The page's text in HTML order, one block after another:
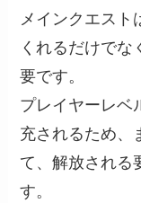
メインクエスト
くれるだけでな
要です。
プレイヤーレベ
充されるため、
て、解放される
す。